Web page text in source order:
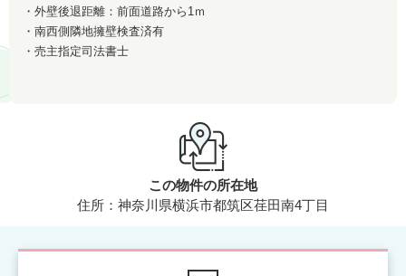
・外壁後退距離：前面道路から1ｍ
・南西側隣地擁壁検査済有
・売主指定司法書士
この物件の所在地
住所：神奈川県横浜市都筑区荏田南4丁目